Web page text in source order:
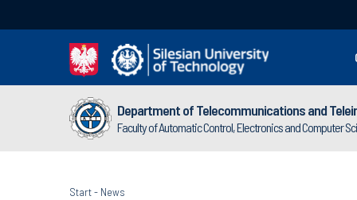
Department of Telecommunications and
Faculty of Automatic Control, Electronics and Computer
Start- News